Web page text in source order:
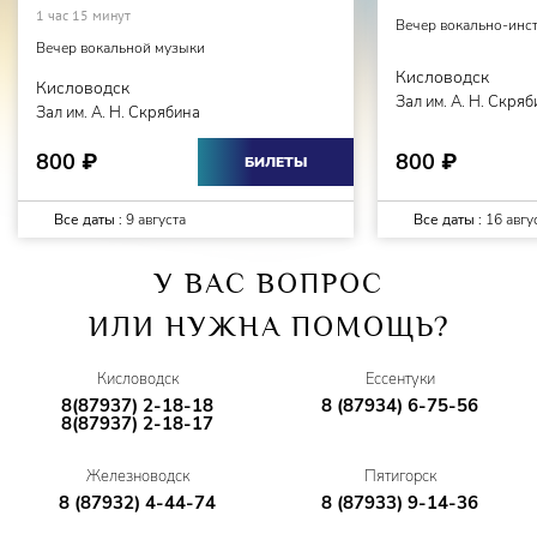
1 час 15 минут
Вечер вокальной музыки
Кисловодск
Зал им. А. Н. Скрябина
800 ₽ БИЛЕТЫ
Все даты : 9 августа
Вечер вокально-
Кисловодск
Зал им. А. Н.
800 ₽
Все даты : 16
У ВАС ВОПРОС
ИЛИ НУЖНА ПОМОЩЬ?
Кисловодск
8(87937) 2-18-18
8(87937) 2-18-17
Ессентуки
8 (87934) 6-75-56
Железноводск
8 (87932) 4-44-74
Пятигорск
8 (87933) 9-14-36